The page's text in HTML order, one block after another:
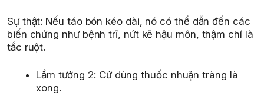
Sự thật: Nếu táo bón kéo dài, nó có thể dẫn đến các
biến chứng như bệnh trĩ, nứt kẽ hậu môn, thậm chí là
tắc ruột.
Lầm tưởng 2: Cứ dùng thuốc nhuận tràng là
xong.